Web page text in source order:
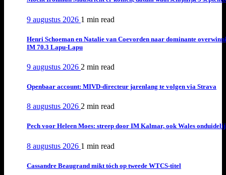
9 augustus 2026 1 min read
Henri Schoeman en Natalie van Coevorden naar dominante
IM 70.3 Lapu-Lapu
9 augustus 2026 2 min read
Openbaar account: MIVD-directeur jarenlang te volgen via Strava
8 augustus 2026 2 min read
Pech voor Heleen Moes: streep door IM Kalmar, ook Wales
8 augustus 2026 1 min read
Cassandre Beaugrand mikt tóch op tweede WTCS-titel